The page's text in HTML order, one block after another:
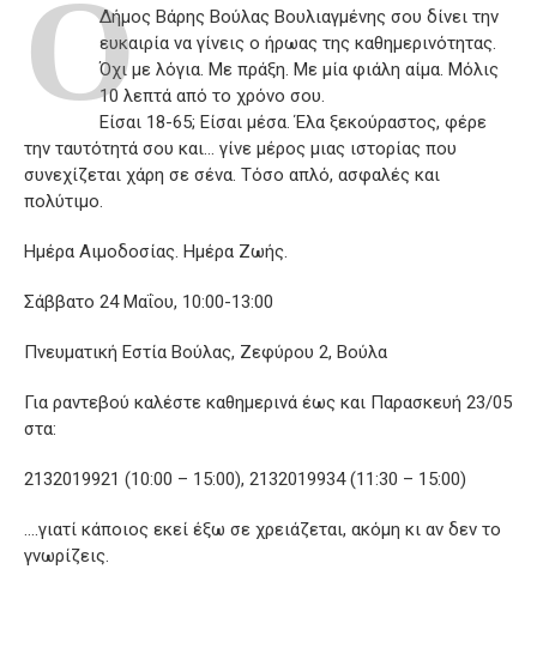
ΟΔήμος Βάρης Βούλας Βουλιαγμένης σου δίνει την
ευκαιρία να γίνεις ο ήρωας της καθημερινότητας.
Όχι με λόγια. Με πράξη. Με μία φιάλη αίμα. Μόλις
10 λεπτά από το χρόνο σου.
Είσαι 18-65; Είσαι μέσα. Έλα ξεκούραστος, φέρε
την ταυτότητά σου και… γίνε μέρος μιας ιστορίας που
συνεχίζεται χάρη σε σένα. Τόσο απλό, ασφαλές και
πολύτιμο.
Ημέρα Αιμοδοσίας. Ημέρα Ζωής.
Σάββατο 24 Μαΐου, 10:00-13:00
Πνευματική Εστία Βούλας, Ζεφύρου 2, Βούλα
Για ραντεβού καλέστε καθημερινά έως και Παρασκευή 23/05
στα:
2132019921 (10:00 – 15:00), 2132019934 (11:30 – 15:00)
….γιατί κάποιος εκεί έξω σε χρειάζεται, ακόμη κι αν δεν το
γνωρίζεις.